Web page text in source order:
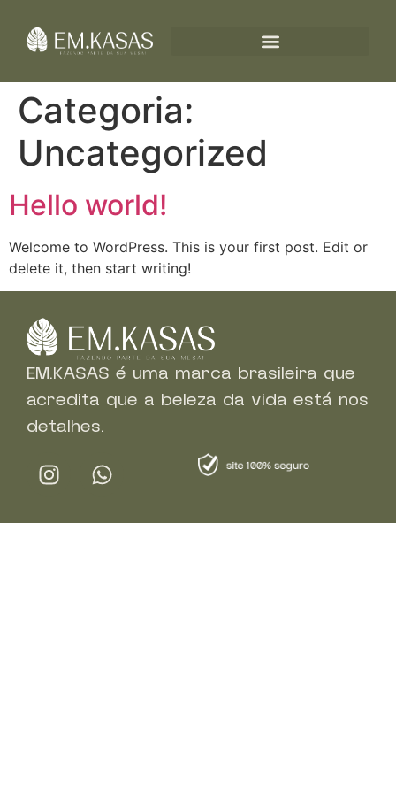
Categoria:
Uncategorized
Hello world!
Welcome to WordPress. This is your first post. Edit or
delete it, then start writing!
EM.KASAS é uma marca brasileira que
acredita que a beleza da vida está nos
detalhes.